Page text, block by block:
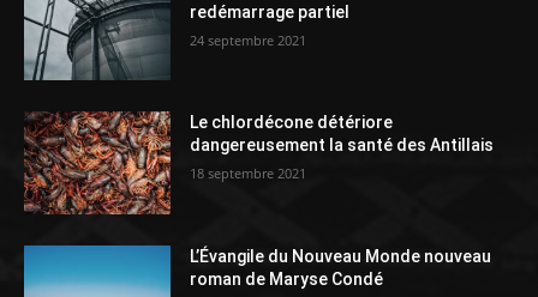
redémarrage partiel
24 septembre 2021
Le chlordécone détériore
dangereusement la santé des Antillais
18 septembre 2021
L’Évangile du Nouveau Monde nouveau
roman de Maryse Condé